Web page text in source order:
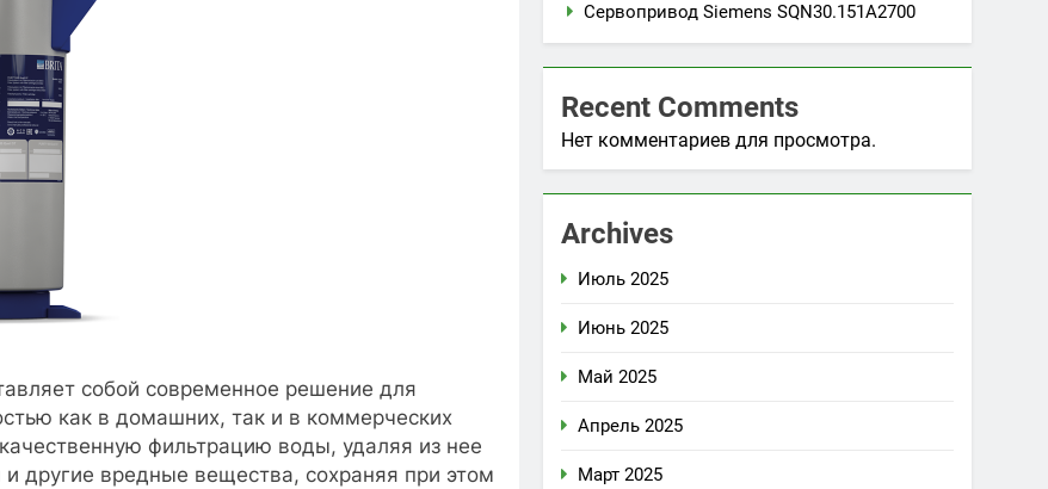
собой современное решение для
как в домашних, так и в коммерческих
фильтрацию воды, удаляя из нее
другие вредные вещества, сохраняя при этом
Сервопривод Siemens SQN30.151A2700
Recent Comments
Нет комментариев для просмотра.
Archives
Июль 2025
Июнь 2025
Май 2025
Апрель 2025
Март 2025